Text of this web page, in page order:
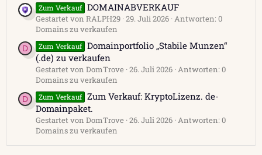
Zum Verkauf DOMAINABVERKAUF
Gestartet von RALPH29 29. Juli 2026 Antworten: 0
Domains zu verkaufen
D Zum Verkauf Domainportfolio „Stabile Munzen“
(.de) zu verkaufen
Gestartet von DomTrove 26. Juli 2026 Antworten: 0
Domains zu verkaufen
D Zum Verkauf Zum Verkauf: KryptoLizenz. de-
Domainpaket.
Gestartet von DomTrove 26. Juli 2026 Antworten: 0
Domains zu verkaufen